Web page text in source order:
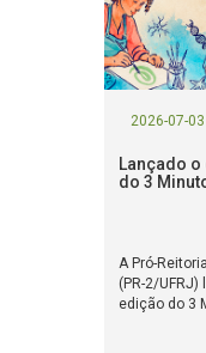
2026-07-03
Lançado
do 3
A Pró-
(PR-2/
edição do 3